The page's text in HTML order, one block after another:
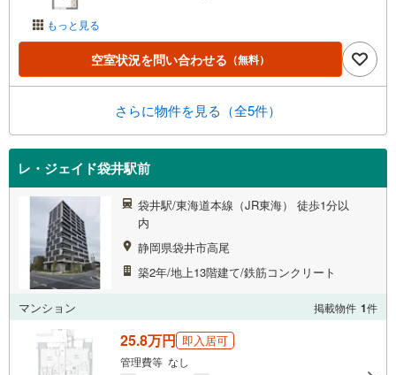
もっと見る
空室状況を問い合わせる （無料）
さらに物件を見る（全5件）
レ・ジェイド袋井駅前
袋井駅/東海道本線（JR東海） 徒歩1分以
内
静岡県袋井市高尾
築2年/地上13階建て/鉄筋コンクリート
マンション 掲載物件 1件
25.8万円 即入居可
管理費等 なし